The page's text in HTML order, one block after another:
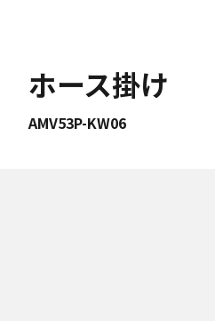
ホース掛け
AMV53P-KW06